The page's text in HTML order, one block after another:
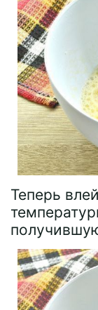
Теперь